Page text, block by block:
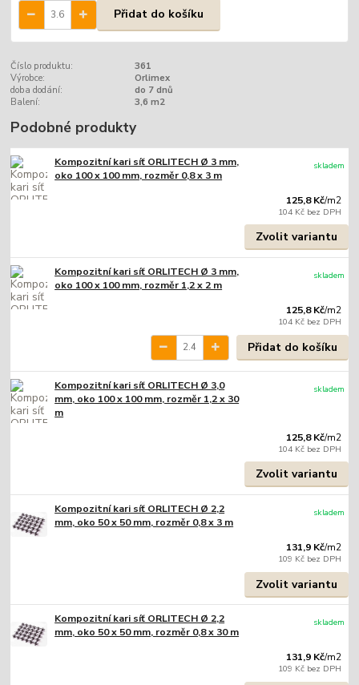
Přidat do košíku
Číslo produktu:
361
Výrobce:
Orlimex
doba dodání:
do 7 dnů
Balení:
3,6 m2
Podobné produkty
Kompozitní kari síť ORLITECH Ø 3 mm,
oko 100 x 100 mm, rozměr 0,8 x 3 m
125,8 Kč/m2
104 Kč bez DPH
skladem
Zvolit variantu
Kompozitní kari síť ORLITECH Ø 3 mm,
oko 100 x 100 mm, rozměr 1,2 x 2 m
125,8 Kč/m2
104 Kč bez DPH
skladem
Přidat do košíku
Kompozitní kari síť ORLITECH Ø 3,0
mm, oko 100 x 100 mm, rozměr 1,2 x 30
m
125,8 Kč/m2
104 Kč bez DPH
skladem
Zvolit variantu
Kompozitní kari síť ORLITECH Ø 2,2
mm, oko 50 x 50 mm, rozměr 0,8 x 3 m
131,9 Kč/m2
109 Kč bez DPH
skladem
Zvolit variantu
Kompozitní kari síť ORLITECH Ø 2,2
mm, oko 50 x 50 mm, rozměr 0,8 x 30 m
131,9 Kč/m2
109 Kč bez DPH
skladem